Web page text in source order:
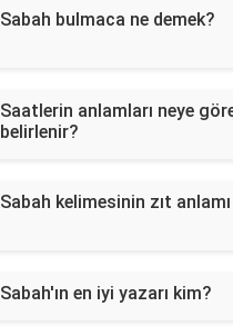
Sabah bulmaca ne demek?
Saatlerin anlamları neye
belirlenir?
Sabah kelimesinin zıt
Sabah'ın en iyi yazarı kim?